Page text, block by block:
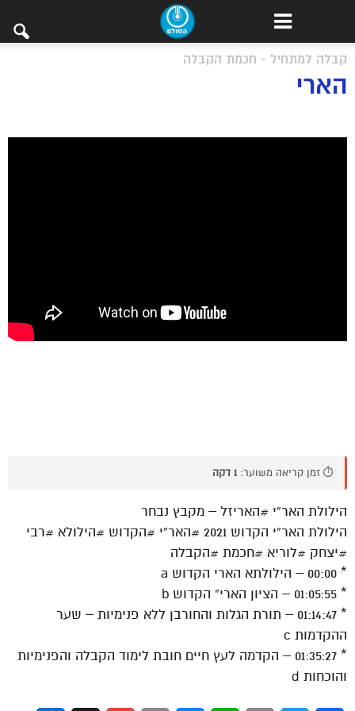
קבלה למתחיל - חכמת הקבלה
הארי
⏱️ זמן קריאה משוער: 1 דקה
הילולת האר”י #האריזל – מקבץ נבחר
הילולת האר”י הקדוש 2021 #האר”י #הקדוש #הילולא #רבי
#יצחק #לוריא #חכמת #הקבלה
* 00:00 – הילולתא הארי הקדוש a
* 01:05:55 – הציון הארי” הקדוש b
* 01:14:47 – תורת הגלות והחורבן ללא פנימיות – שער
ההקדמות c
* 01:35:27 – הקדמה לעץ חיים חובת לימוד הקבלה והפנימיות
והוכחות d